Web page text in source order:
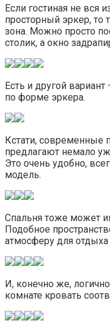
Если гостиная не вся
просторный эркер, то
зона. Можно просто
столик, а окно
Есть и другой
по форме эркера.
Кстати, современные
предлагают немало
Это очень удобно,
модель.
Спальня тоже может
Подобное
атмосферу для отдыха
И, конечно же,
комнате кровать